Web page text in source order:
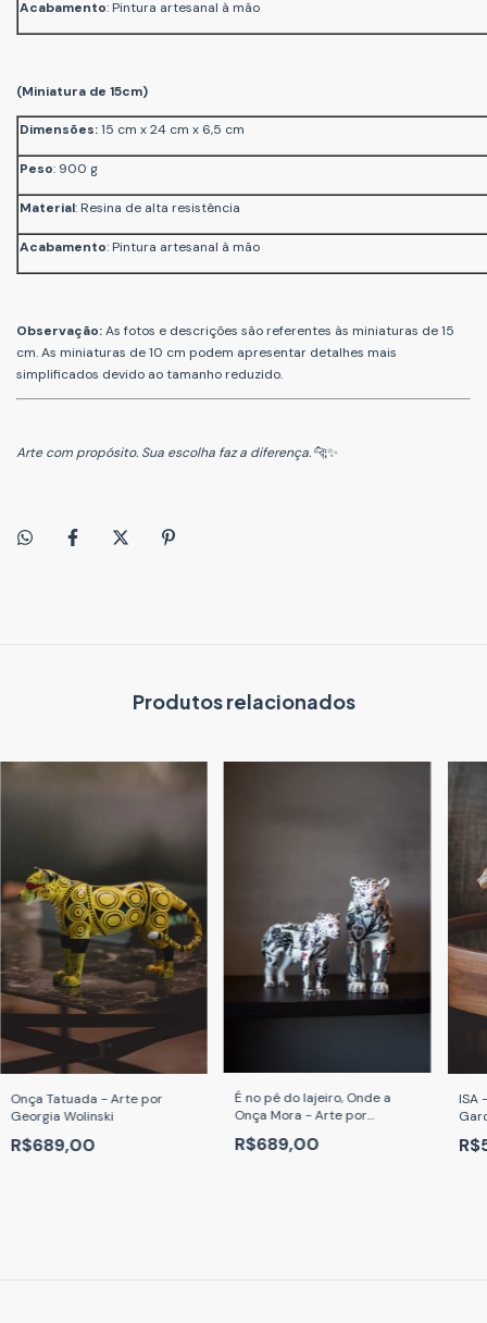
Acabamento: Pintura artesanal à mão
(Miniatura de 15cm)
Dimensões:15 cm x 24 cm x 6,5 cm
Peso: 900 g
Material: Resina de alta resistência
Acabamento: Pintura artesanal à mão
Observação:As fotos e descrições são referentes às miniaturas de 15
cm. As miniaturas de 10 cm podem apresentar detalhes mais
simplificados devido ao tamanho reduzido.
Arte com propósito. Sua escolha faz a diferença. 🐆✨
Produtos relacionados
Onça Tatuada - Arte por
Georgia Wolinski
R$689,00
É no pé do lajeiro, Onde a
Onça Mora - Arte por
Reynaldo Berto
R$689,00
ISA